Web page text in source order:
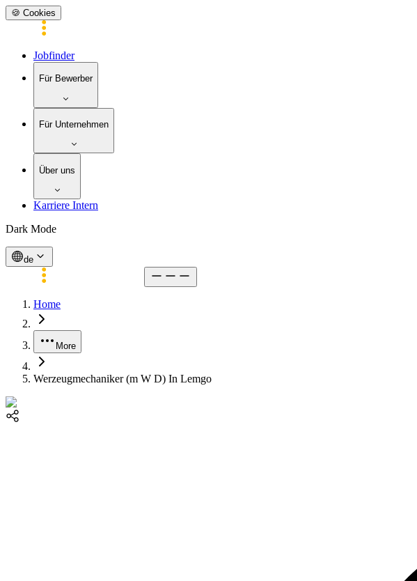
🍪 Cookies
Jobfinder
Für Bewerber
Für Unternehmen
Über uns
Karriere Intern
Dark Mode
de
Home
More
Werzeugmechaniker (m W D) In Lemgo